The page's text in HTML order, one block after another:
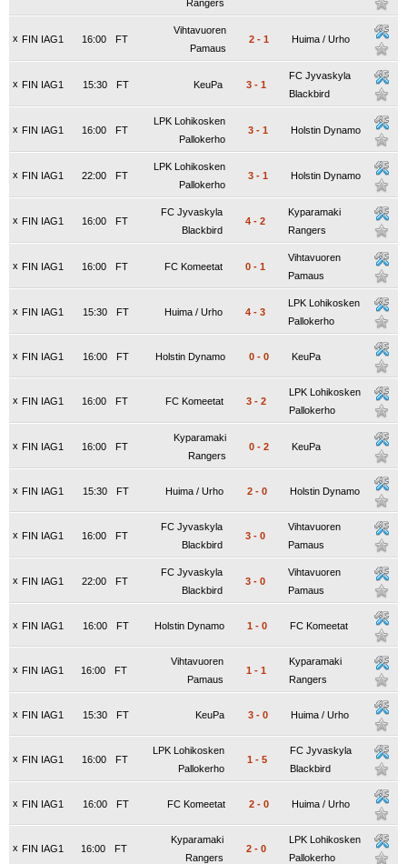
Rangers
x FIN IAG1 FT
16:00
Vihtavuoren
Pamaus
2 - 1 Huima / Urho
x FIN IAG1 FT
15:30 KeuPa 3 - 1
FC Jyvaskyla
Blackbird
x FIN IAG1 FT
16:00
LPK Lohikosken
Pallokerho
3 - 1 Holstin Dynamo
x FIN IAG1 FT
22:00
LPK Lohikosken
Pallokerho
3 - 1 Holstin Dynamo
x FIN IAG1 FT
16:00
FC Jyvaskyla
Blackbird
4 - 2
Kyparamaki
Rangers
x FIN IAG1 FT
16:00 FC Komeetat 0 - 1
Vihtavuoren
Pamaus
x FIN IAG1 FT
15:30 Huima / Urho 4 - 3
LPK Lohikosken
Pallokerho
x FIN IAG1 FT
16:00 Holstin Dynamo 0 - 0 KeuPa
x FIN IAG1 FT
16:00 FC Komeetat 3 - 2
LPK Lohikosken
Pallokerho
x FIN IAG1 FT
16:00
Kyparamaki
Rangers
0 - 2 KeuPa
x FIN IAG1 FT
15:30 Huima / Urho 2 - 0 Holstin Dynamo
x FIN IAG1 FT
16:00
FC Jyvaskyla
Blackbird
3 - 0
Vihtavuoren
Pamaus
x FIN IAG1 FT
22:00
FC Jyvaskyla
Blackbird
3 - 0
Vihtavuoren
Pamaus
x FIN IAG1 FT
16:00 Holstin Dynamo 1 - 0 FC Komeetat
x FIN IAG1 FT
16:00
Vihtavuoren
Pamaus
1 - 1
Kyparamaki
Rangers
x FIN IAG1 FT
15:30 KeuPa 3 - 0 Huima / Urho
x FIN IAG1 FT
16:00
LPK Lohikosken
Pallokerho
1 - 5
FC Jyvaskyla
Blackbird
x FIN IAG1 FT
16:00 FC Komeetat 2 - 0 Huima / Urho
x FIN IAG1 FT
16:00
Kyparamaki
Rangers
2 - 0
LPK Lohikosken
Pallokerho